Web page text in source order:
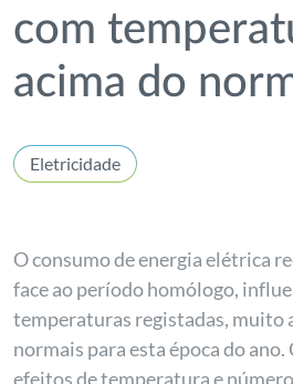
com
acima do
Eletricidade
O consumo de energia elétrica
face ao período homólogo,
temperaturas registadas, muito
normais para esta época do ano.
efeitos de temperatura e